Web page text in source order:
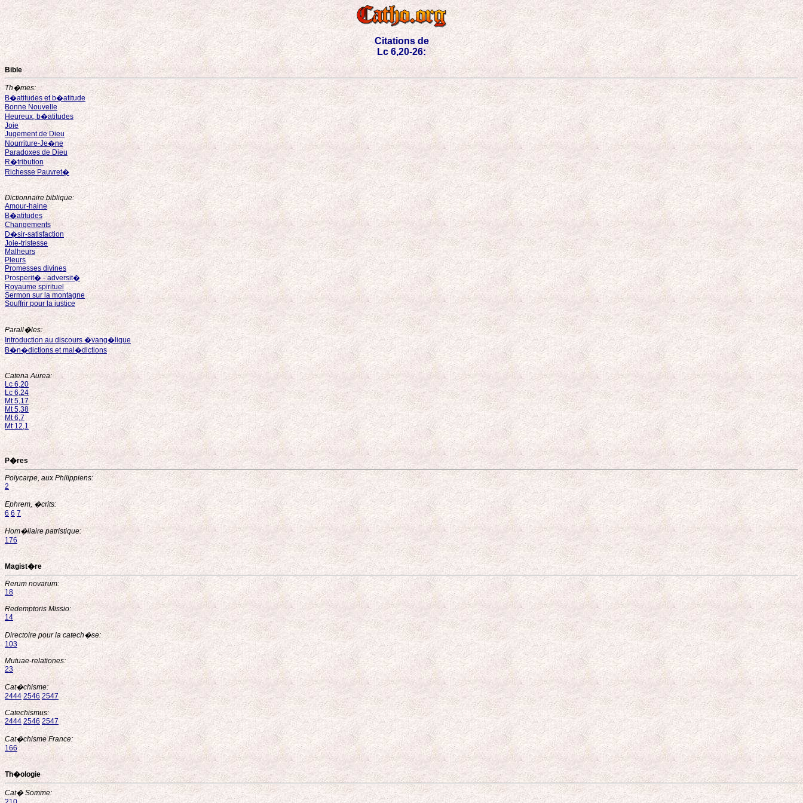
Citations de
Lc 6,20-26:
Bible
Th�mes:
B�atitudes et b�atitude
Bonne Nouvelle
Heureux, b�atitudes
Joie
Jugement de Dieu
Nourriture-Je�ne
Paradoxes de Dieu
R�tribution
Richesse Pauvret�
Dictionnaire biblique:
Amour-haine
B�atitudes
Changements
D�sir-satisfaction
Joie-tristesse
Malheurs
Pleurs
Promesses divines
Prosperit� - adversit�
Royaume spirituel
Sermon sur la montagne
Souffrir pour la justice
Parall�les:
Introduction au discours �vang�lique
B�n�dictions et mal�dictions
Catena Aurea:
Lc 6,20
Lc 6,24
Mt 5,17
Mt 5,38
Mt 6,7
Mt 12,1
P�res
Polycarpe, aux Philippiens:
2
Ephrem, �crits:
6 6 7
Hom�liaire patristique:
176
Magist�re
Rerum novarum:
18
Redemptoris Missio:
14
Directoire pour la catech�se:
103
Mutuae-relationes:
23
Cat�chisme:
2444 2546 2547
Catechismus:
2444 2546 2547
Cat�chisme France:
166
Th�ologie
Cat� Somme: